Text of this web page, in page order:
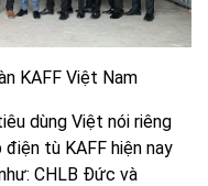
KAFF Việt Nam
dùng Việt nói riêng
tù KAFF hiện nay
CHLB Đức và